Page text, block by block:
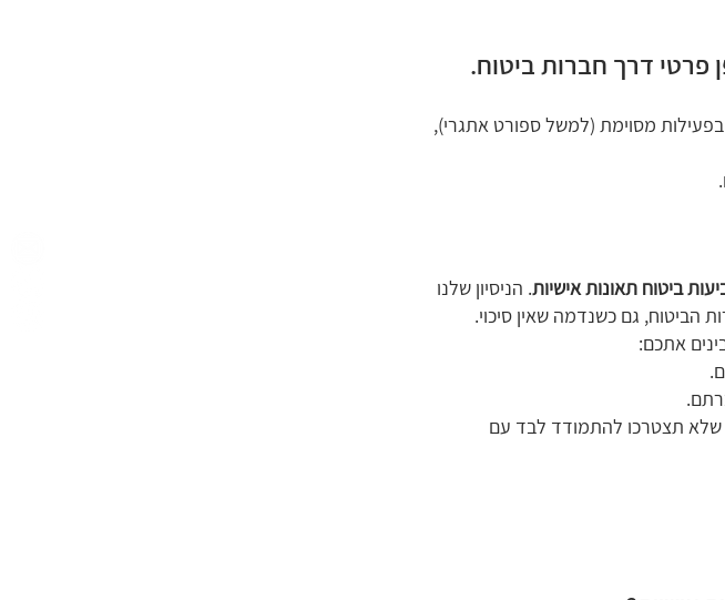
פרטי דרך חברות ביטוח.
בפעילות מסוימת (למשל ספורט אתגרי),
ביטוח תאונות אישיות. הניסיון שלנו
הביטוח, גם כשנדמה שאין סיכוי.
אתכם:
שלא תצטרכו להתמודד לבד עם